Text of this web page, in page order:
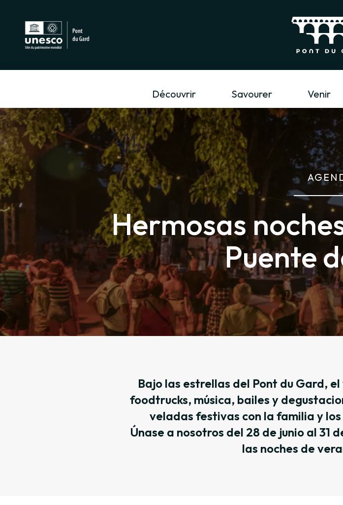
Découvrir Savourer Venir
Hermosas
Puente
Bajo las estrellas del Pont du Gard,
foodtrucks, música, bailes y
veladas festivas con la familia y
Únase a nosotros del 28 de junio al 31
las noches de